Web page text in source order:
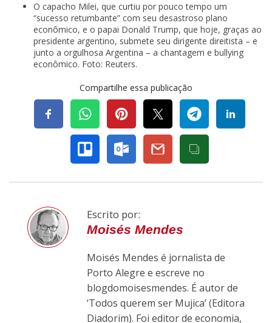
O capacho Milei, que curtiu por pouco tempo um
“sucesso retumbante” com seu desastroso plano
econômico, e o papai Donald Trump, que hoje, graças ao
presidente argentino, submete seu dirigente direitista – e
junto a orgulhosa Argentina – a chantagem e bullying
econômico. Foto: Reuters.
Compartilhe essa publicação
Escrito por:
Moisés Mendes
Moisés Mendes é jornalista de
Porto Alegre e escreve no
blogdomoisesmendes. É autor de
‘Todos querem ser Mujica’ (Editora
Diadorim). Foi editor de economia,